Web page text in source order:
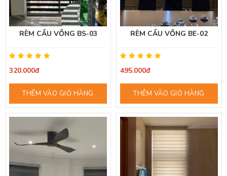
RÈM CẦU VỒNG BS-03
320.000đ
THÊM VÀO GIỎ HÀNG
RÈM CẦU VỒNG BE-02
495.000đ
THÊM VÀO GIỎ HÀNG